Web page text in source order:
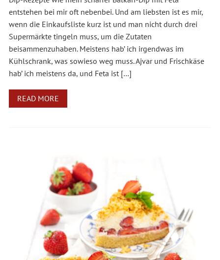
entstehen bei mir oft nebenbei. Und am liebsten ist es mir,
wenn die Einkaufsliste kurz ist und man nicht durch drei
Supermärkte tingeln muss, um die Zutaten
beisammenzuhaben. Meistens hab’ ich irgendwas im
Kühlschrank, was sowieso weg muss. Ajvar und Frischkäse
hab’ ich meistens da, und Feta ist […]
READ MORE